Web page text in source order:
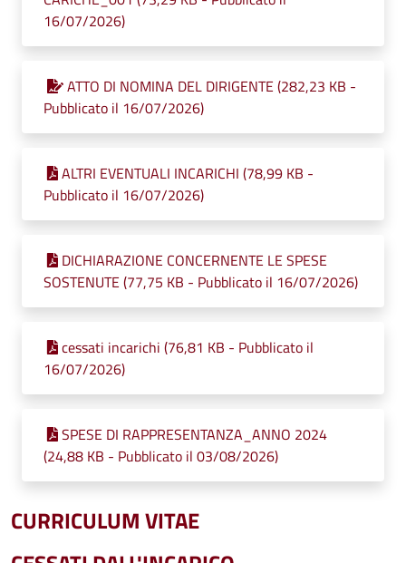
16/07/2026)
ATTO DI NOMINA DEL DIRIGENTE (282,23 KB -
Pubblicato il 16/07/2026)
ALTRI EVENTUALI INCARICHI (78,99 KB -
Pubblicato il 16/07/2026)
DICHIARAZIONE CONCERNENTE LE SPESE
SOSTENUTE (77,75 KB - Pubblicato il 16/07/2026)
cessati incarichi (76,81 KB - Pubblicato il
16/07/2026)
SPESE DI RAPPRESENTANZA_ANNO 2024
(24,88 KB - Pubblicato il 03/08/2026)
CURRICULUM VITAE